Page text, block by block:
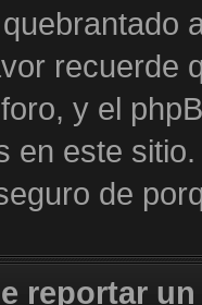
recuerde
y el
en este
de
reportar